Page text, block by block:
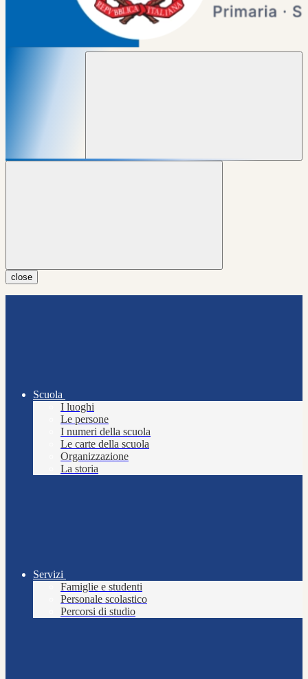
close
Scuola
I luoghi
Le persone
I numeri della scuola
Le carte della scuola
Organizzazione
La storia
Servizi
Famiglie e studenti
Personale scolastico
Percorsi di studio